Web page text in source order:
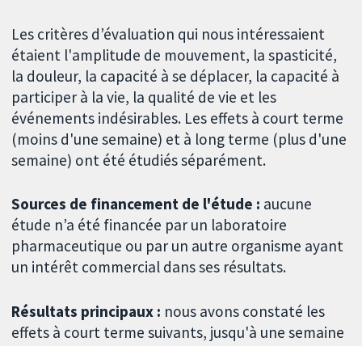
Les critères d’évaluation qui nous intéressaient
étaient l'amplitude de mouvement, la spasticité,
la douleur, la capacité à se déplacer, la capacité à
participer à la vie, la qualité de vie et les
événements indésirables. Les effets à court terme
(moins d'une semaine) et à long terme (plus d'une
semaine) ont été étudiés séparément.
Sources de financement de l'étude : aucune
étude n’a été financée par un laboratoire
pharmaceutique ou par un autre organisme ayant
un intérêt commercial dans ses résultats.
Résultats principaux : nous avons constaté les
effets à court terme suivants, jusqu'à une semaine